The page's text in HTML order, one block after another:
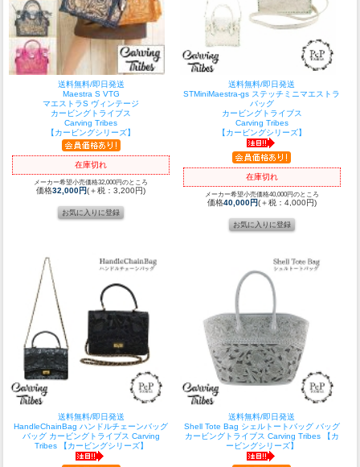
送料無料/即日発送
Maestra S VTG
マエストラS ヴィンテージ
カービングトライブス
Carving Tribes
【カービングシリーズ】
在庫切れ
メーカー希望小売価格32,000円のところ
価格32,000円(＋税：3,200円)
送料無料/即日発送
STMiniMaestra-gs ステッチミニマエストラ
バッグ
カービングトライブス
Carving Tribes
【カービングシリーズ】
在庫切れ
メーカー希望小売価格40,000円のところ
価格40,000円(＋税：4,000円)
送料無料/即日発送
HandleChainBag ハンドルチェーンバッグ
バッグ カービングトライブス Carving
Tribes 【カービングシリーズ】
送料無料/即日発送
Shell Tote Bag シェルトートバッグ バッグ
カービングトライブス Carving Tribes 【カ
ービングシリーズ】